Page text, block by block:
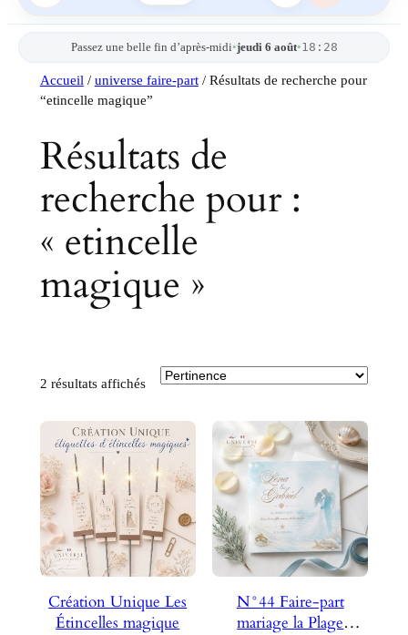
Passez une belle fin d’après-midi•jeudi 6 août•18:28
Accueil/ universe faire-part/ Résultats de recherche pour
“etincelle magique”
Résultats de
recherche pour :
« etincelle
magique »
2 résultats affichésTrié
plus
récent
au
plus
ancien
Création Unique Les
Étincelles magique
N°44 Faire-part
mariage la Plage